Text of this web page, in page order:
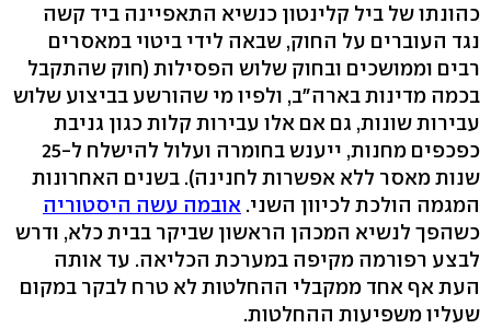
כהונתו של ביל קלינטון כנשיא התאפיינה ביד קשה
נגד העוברים על החוק, שבאה לידי ביטוי במאסרים
רבים וממושכים ובחוק שלוש הפסילות (חוק שהתקבל
בכמה מדינות בארה"ב, ולפיו מי שהורשע בביצוע שלוש
עבירות שונות, גם אם אלו עבירות קלות כגון גניבת
כפכפים מחנות, ייענש בחומרה ועלול להישלח ל-25
שנות מאסר ללא אפשרות לחנינה). בשנים האחרונות
המגמה הולכת לכיוון השני. אובמה עשה היסטוריה
כשהפך לנשיא המכהן הראשון שביקר בבית כלא, ודרש
לבצע רפורמה מקיפה במערכת הכליאה. עד אותה
העת אף אחד ממקבלי ההחלטות לא טרח לבקר במקום
שעליו משפיעות ההחלטות.